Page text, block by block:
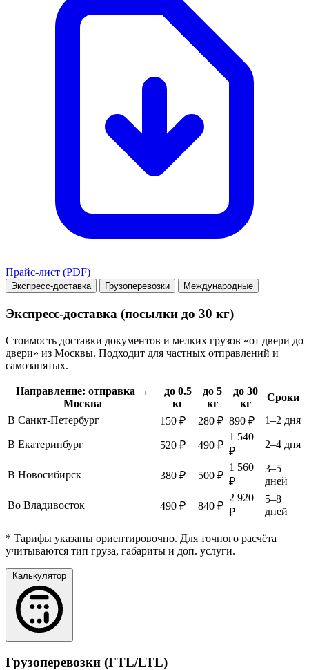
Прайс-лист (PDF)
Экспресс-доставка Грузоперевозки Международные
Экспресс-доставка (посылки до 30 кг)
Стоимость доставки документов и мелких грузов «от двери до
двери» из Москвы. Подходит для частных отправлений и
самозанятых.
Направление: отправка →
Москва
до 0.5
кг
до 5
кг
до 30
кг
Сроки
В Санкт-Петербург
150 ₽ 280 ₽ 890 ₽ 1–2 дня
В Екатеринбург 520 ₽ 490 ₽
1 540
₽
2–4 дня
В Новосибирск 380 ₽ 500 ₽
1 560
₽
3–5
дней
Во Владивосток 490 ₽ 840 ₽
2 920
₽
5–8
дней
* Тарифы указаны ориентировочно. Для точного расчёта
учитываются тип груза, габариты и доп. услуги.
Калькулятор
Грузоперевозки (FTL/LTL)